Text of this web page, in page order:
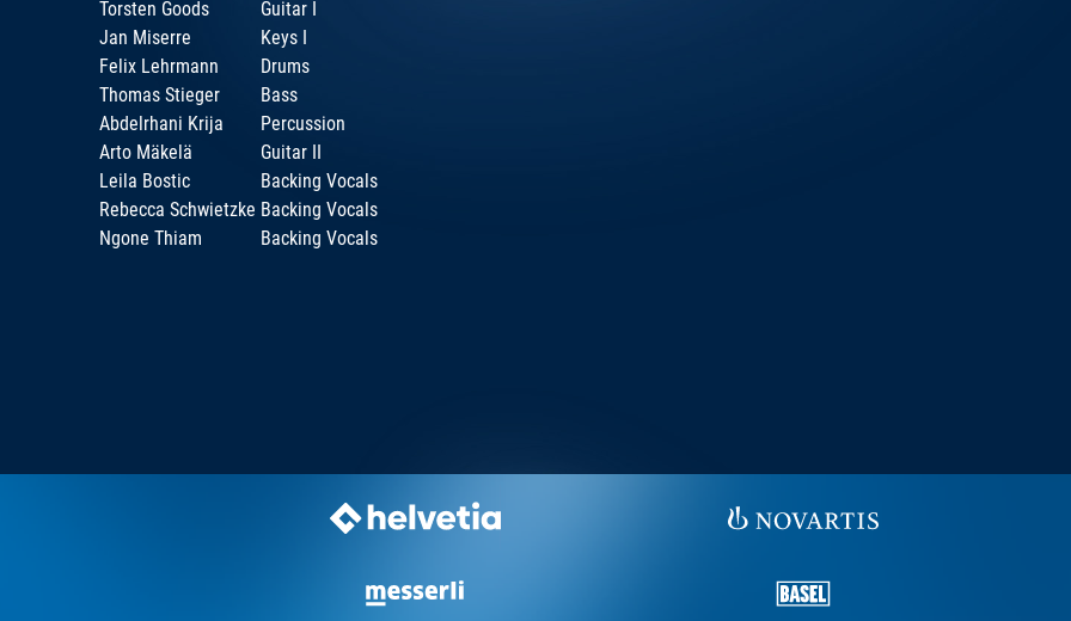
Torsten Goods
Guitar I
Jan Miserre
Keys I
Felix Lehrmann
Drums
Thomas Stieger
Bass
Abdelrhani Krija
Percussion
Arto Mäkelä
Guitar II
Leila Bostic
Backing Vocals
Rebecca Schwietzke Backing Vocals
Ngone Thiam
Backing Vocals